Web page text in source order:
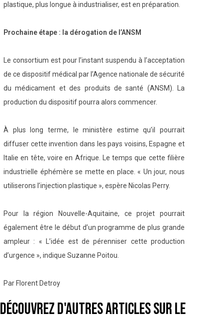
plastique, plus longue à industrialiser, est en préparation.
Prochaine étape : la dérogation de l’ANSM
Le consortium est pour l’instant suspendu à l’acceptation
de ce dispositif médical par l’Agence nationale de sécurité
du médicament et des produits de santé (ANSM). La
production du dispositif pourra alors commencer.
À plus long terme, le ministère estime qu’il pourrait
diffuser cette invention dans les pays voisins, Espagne et
Italie en tête, voire en Afrique. Le temps que cette filière
industrielle éphémère se mette en place. « Un jour, nous
utiliserons l’injection plastique », espère Nicolas Perry.
Pour la région Nouvelle-Aquitaine, ce projet pourrait
également être le début d’un programme de plus grande
ampleur : « L’idée est de pérenniser cette production
d’urgence », indique Suzanne Poitou.
Par Florent Detroy
Découvrez d'autres articles sur le